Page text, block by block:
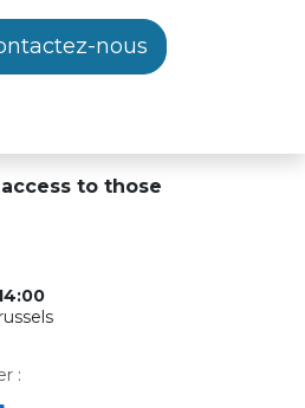
nous
to those
: